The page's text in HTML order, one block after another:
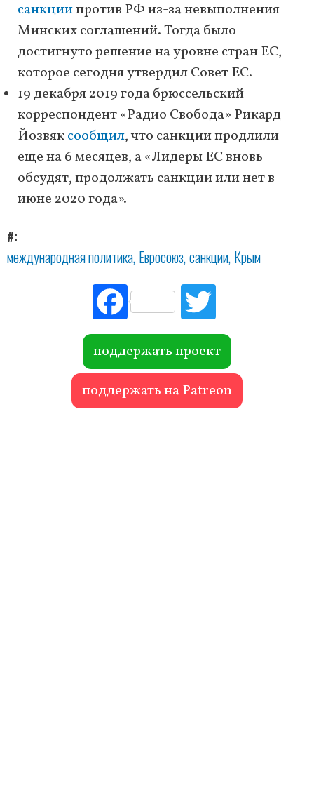
санкциипротив РФ из-за невыполнения
Минских соглашений. Тогда было
достигнуто решение на уровне стран ЕС,
которое сегодня утвердил Совет ЕС.
19 декабря 2019 года брюссельский
корреспондент «Радио Свобода» Рикард
Йозвяксообщил, что санкции продлили
еще на 6 месяцев, а «Лидеры ЕС вновь
обсудят, продолжать санкции или нет в
июне 2020 года».
#
международная политика Евросоюз санкции Крым
Fac
ebo
ok r
поддержать проект
поддержать на Patreon